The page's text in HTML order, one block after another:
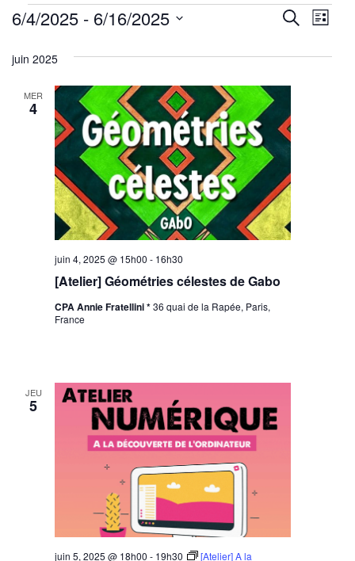
Évènements
et
de
vues
Recherche
Liste
6/4/2025 - 6/16/2025
une
juin 2025
MER
4
[Atelier] Géométries célestes de Gabo
juin 4, 2025 @ 15h00 - 16h30
CPA Annie Fratellini *36 quai de la Rapée, Paris,
France
JEU
5
juin 5, 2025 @ 18h00 - 19h30
[Atelier] A la